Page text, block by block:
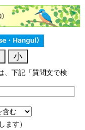
、下記「質問文で検
ます）